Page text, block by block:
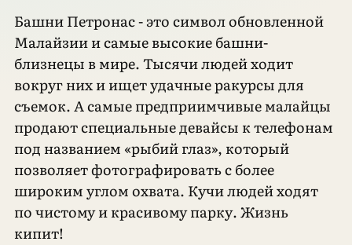
Башни Петронас - это символ обновленной
Малайзии и самые высокие башни-
близнецы в мире. Тысячи людей ходит
вокруг них и ищет удачные ракурсы для
съемок. А самые предприимчивые малайцы
продают специальные девайсы к телефонам
под названием «рыбий глаз», который
позволяет фотографировать с более
широким углом охвата. Кучи людей ходят
по чистому и красивому парку. Жизнь
кипит!